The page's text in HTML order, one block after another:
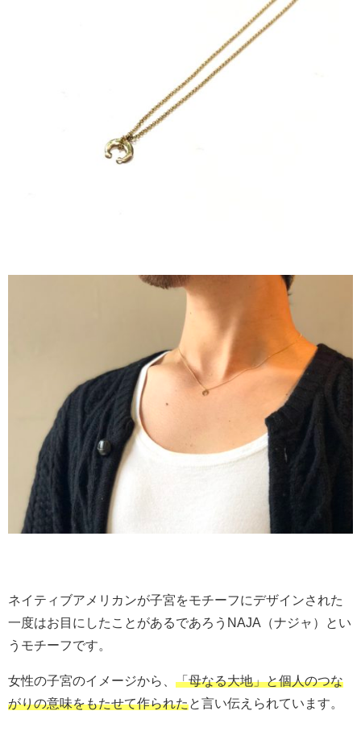
ネイティブアメリカンが子宮をモチーフにデザインされた
一度はお目にしたことがあるであろうNAJA（ナジャ）とい
うモチーフです。
女性の子宮のイメージから、 「母なる大地」と個人のつな
がりの意味をもたせて作られたと言い伝えられています。